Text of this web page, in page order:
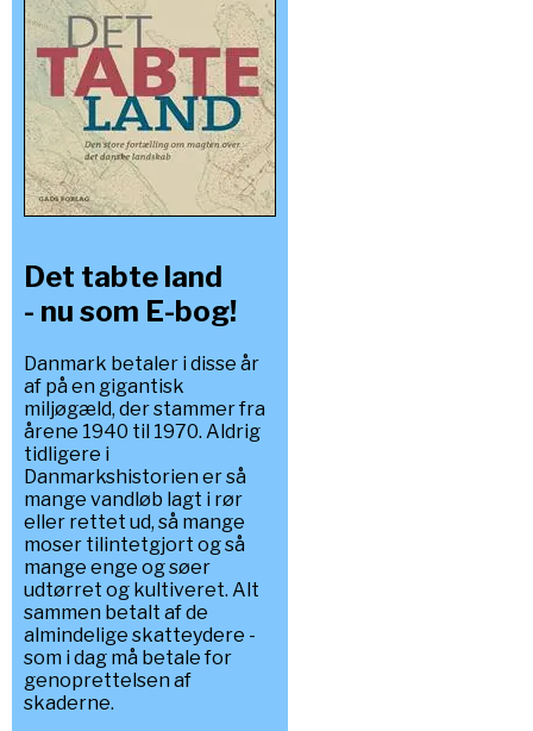
Det tabte land
- nu som E-bog!
Danmark betaler i disse år
af på en gigantisk
miljøgæld, der stammer fra
årene 1940 til 1970. Aldrig
tidligere i
Danmarkshistorien er så
mange vandløb lagt i rør
eller rettet ud, så mange
moser tilintetgjort og så
mange enge og søer
udtørret og kultiveret. Alt
sammen betalt af de
almindelige skatteydere -
som i dag må betale for
genoprettelsen af
skaderne.